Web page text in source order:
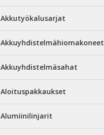
Akkutyökalusarjat
Akkuyhdistelmähiomakoneet
Akkuyhdistelmäsahat
Aloituspakkaukset
Alumiinilinjarit